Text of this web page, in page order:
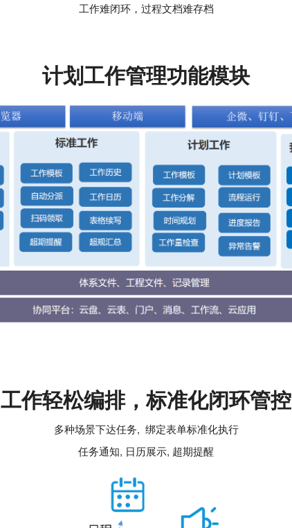
工作难闭环，过程文档难存档
计划工作管理功能模块
工作轻松编排，标准化闭环管控
多种场景下达任务, 绑定表单标准化执行
任务通知, 日历展示, 超期提醒